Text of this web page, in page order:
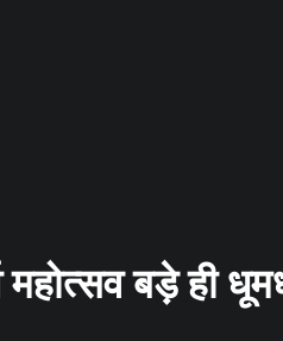
बड़े ही